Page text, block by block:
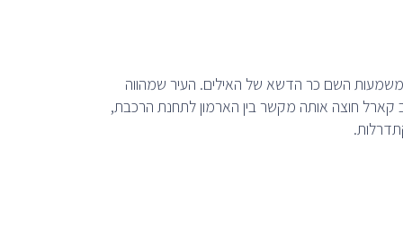
משמעות השם כר הדשא של האילים. העיר שמהווה
קארל חוצה אותה מקשר בין הארמון לתחנת הרכבת,